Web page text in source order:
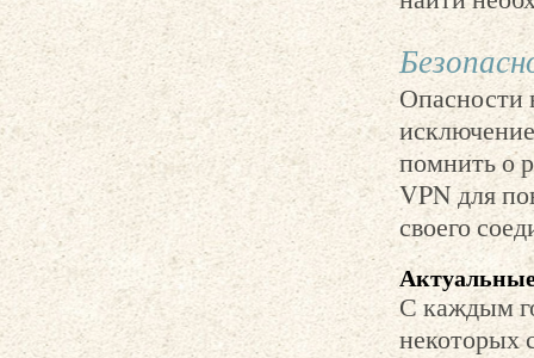
Опасности
помнить о
VPN для
своего
С каждым
некоторых